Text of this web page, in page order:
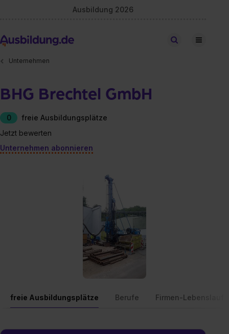
Ausbildung 2026
Stellen finden
Unternehmen
BHG Brechtel GmbH
0
freie Ausbildungsplätze
Jetzt bewerten
Unternehmen abonnieren
freie Ausbildungsplätze Berufe Firmen-Lebenslauf